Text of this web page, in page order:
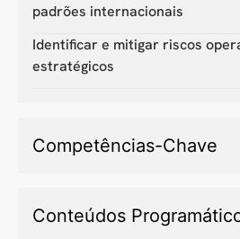
padrões internacionais
Identificar e mitigar riscos
estratégicos
Competências-Chave
Conteúdos